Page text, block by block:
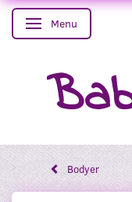
Skifte navigation
Menu
Bodyer